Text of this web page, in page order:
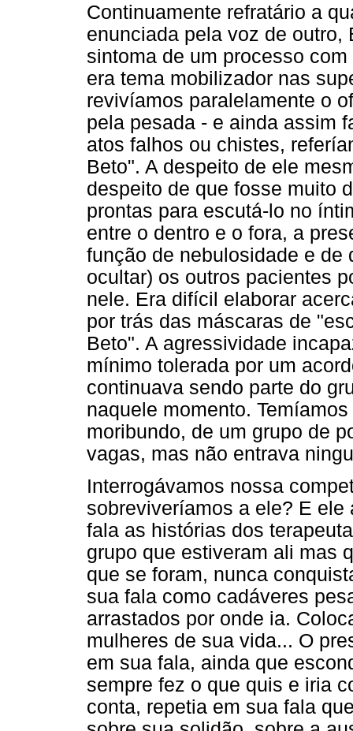
Continuamente refratário a
enunciada pela voz de outro,
sintoma de um processo
era tema mobilizador nas
revivíamos paralelamente o
pela pesada - e ainda assim
atos falhos ou chistes,
Beto". A despeito de ele
despeito de que fosse muito
prontas para escutá-lo no
entre o dentro e o fora, a
função de nebulosidade e de
ocultar) os outros pacientes
nele. Era difícil elaborar
por trás das máscaras de
Beto". A agressividade
mínimo tolerada por um
continuava sendo parte do
naquele momento.
moribundo, de um grupo de
vagas, mas não entrava
Interrogávamos nossa
sobreviveríamos a ele? E
fala as histórias dos
grupo que estiveram ali mas
que se foram, nunca
sua fala como cadáveres
arrastados por onde ia.
mulheres de sua vida... O
em sua fala, ainda que
sempre fez o que quis e iria
conta, repetia em sua fala